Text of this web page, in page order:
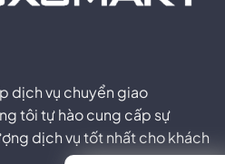
dịch vụ chuyển giao
tôi tự hào cung cấp sự
dịch vụ tốt nhất cho khách